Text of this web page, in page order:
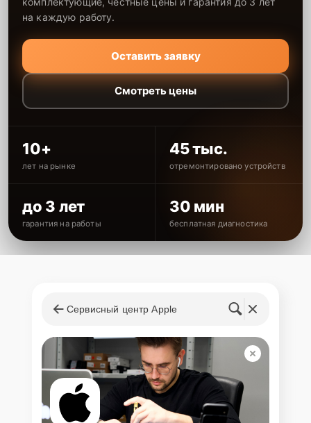
на каждую работу.
Оставить заявку
Смотреть цены
10+
лет на рынке
45 тыс.
отремонтировано устройств
до 3 лет
гарантия на работы
30 мин
бесплатная диагностика
Сервисный центр Apple